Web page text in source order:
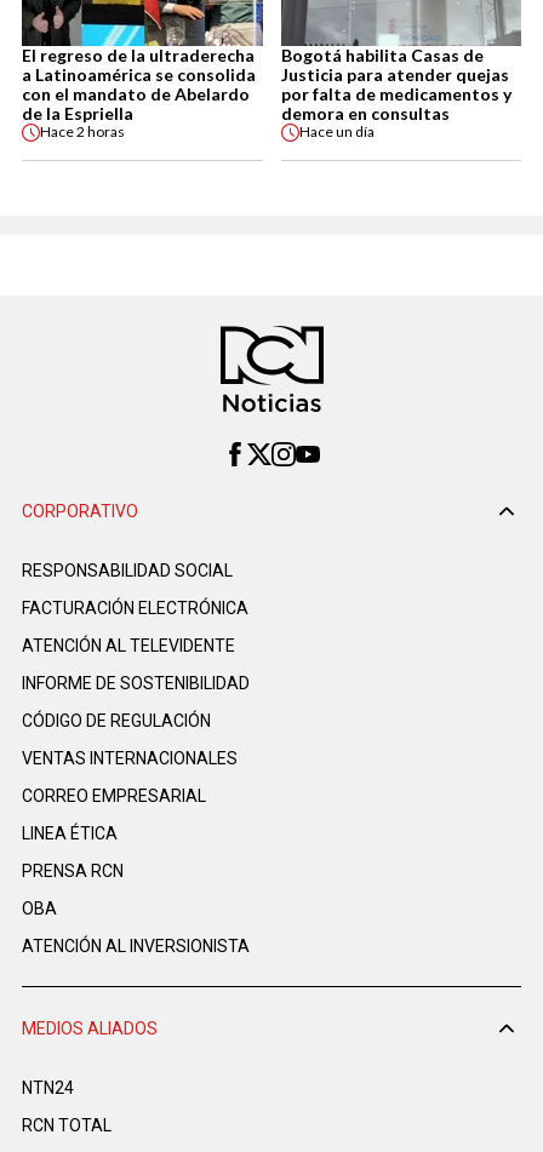
El regreso de la ultraderecha
a Latinoamérica se consolida
con el mandato de Abelardo
de la Espriella
Hace2 horas
Bogotá habilita Casas de
Justicia para atender quejas
por falta de medicamentos y
demora en consultas
Haceun día
CORPORATIVO
RESPONSABILIDAD SOCIAL
FACTURACIÓN ELECTRÓNICA
ATENCIÓN AL TELEVIDENTE
INFORME DE SOSTENIBILIDAD
CÓDIGO DE REGULACIÓN
VENTAS INTERNACIONALES
CORREO EMPRESARIAL
LINEA ÉTICA
PRENSA RCN
OBA
ATENCIÓN AL INVERSIONISTA
MEDIOS ALIADOS
NTN24
RCN TOTAL